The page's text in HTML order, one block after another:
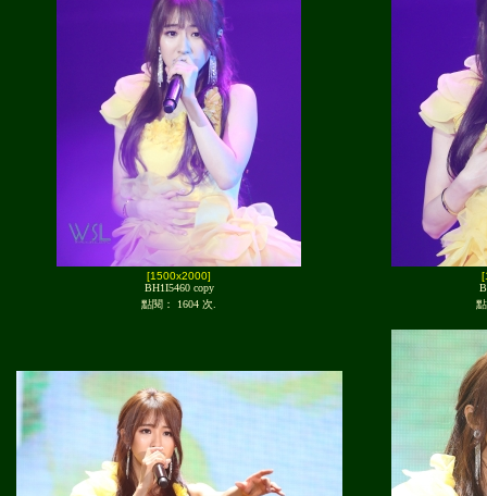
[1500x2000]
BH1I5460 copy
點閱： 1604 次.